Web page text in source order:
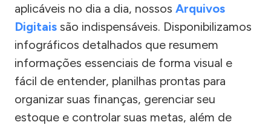
aplicáveis no dia a dia, nossos Arquivos
Digitais são indispensáveis. Disponibilizamos
infográficos detalhados que resumem
informações essenciais de forma visual e
fácil de entender, planilhas prontas para
organizar suas finanças, gerenciar seu
estoque e controlar suas metas, além de